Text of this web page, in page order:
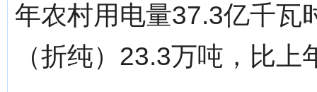
年农村用电量37.3亿千瓦
（折纯）23.3万吨，比上